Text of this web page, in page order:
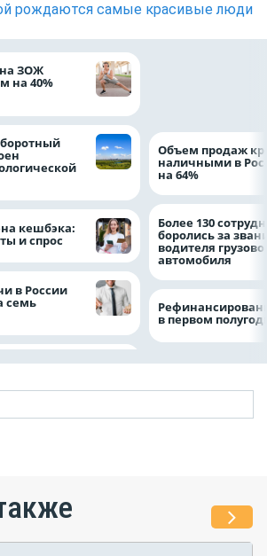
рождаются самые красивые люди
ЗОЖ
на 40%
кешбэка:
и спрос
в России
семь
Объем продаж
наличными в
на 64%
Более 130
боролись за
водителя
автомобиля
в первом